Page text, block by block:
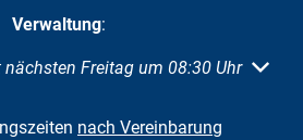
Verwaltung:
oder Schließzeiten
nächsten Freitag um 08:30 Uhr
nach Vereinbarung